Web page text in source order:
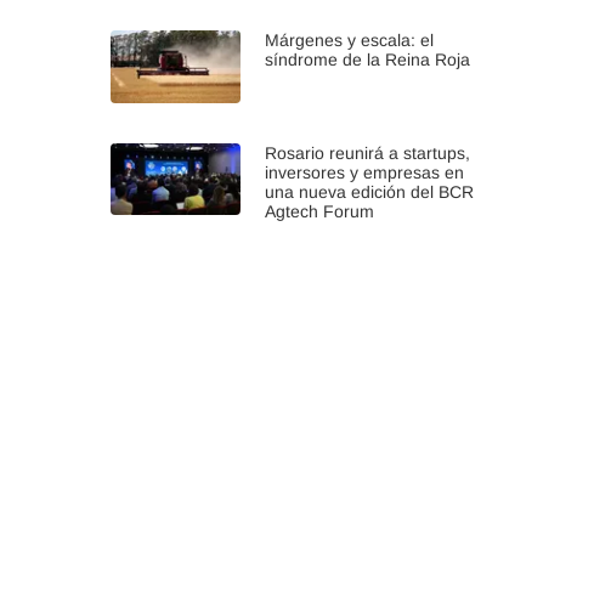
Márgenes y escala: el
síndrome de la Reina Roja
Rosario reunirá a startups,
inversores y empresas en
una nueva edición del BCR
Agtech Forum